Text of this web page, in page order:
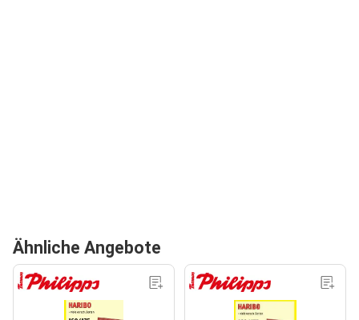
Ähnliche Angebote